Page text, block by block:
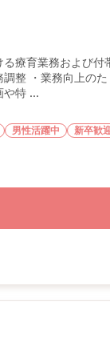
る療育業務および付
整 ・業務向上のた
や特 ...
男性活躍中 新卒歓